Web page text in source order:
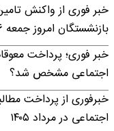
خبر فوری از واکنش
بازنشستگان امروز جمعه ۱۶ مرداد ۱۴۰۵
خبر فوری؛ پرداخت
اجتماعی مشخص شد؟
خبرفوری از پرداخت
اجتماعی در مرداد ۱۴۰۵